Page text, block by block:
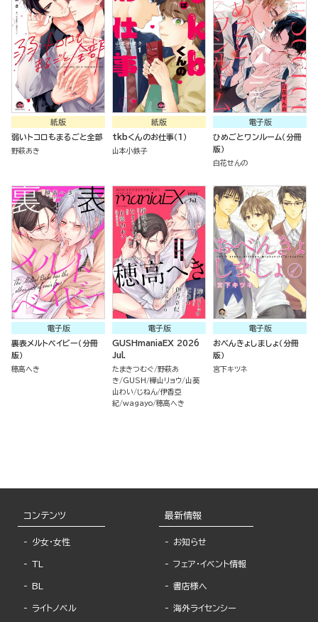
紙版
弱いトコロもまるごと全部
野萩あき
紙版
tkbくんのお仕事（１）
山本小鉄子
電子版
ひめごとワンルーム（分冊
版）
白花せんの
電子版
裏表メルトベイビー（分冊
版）
穂高へき
電子版
GUSHmaniaEX 2026
Jul.
たまきつむぐ 野萩あ
き
GUSH 樺山リョウ 山葵
山わい
じねん 伊香亞
紀 wagayo 穂高へき
電子版
おべんきょしましょ（分冊
版）
宮下キツネ
コンテンツ
少女・女性
TL
BL
ライトノベル
最新情報
お知らせ
フェア・イベント情報
書店様へ
海外ライセンシー